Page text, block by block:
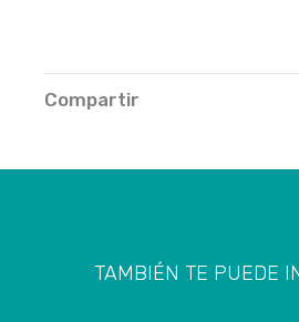
Compartir
TAMBIÉN TE PUEDE